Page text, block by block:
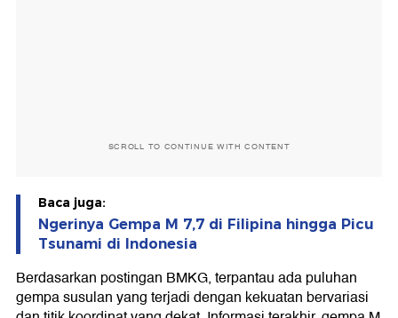
SCROLL TO CONTINUE WITH CONTENT
Baca juga:
Ngerinya Gempa M 7,7 di Filipina hingga Picu
Tsunami di Indonesia
Berdasarkan postingan BMKG, terpantau ada puluhan
gempa susulan yang terjadi dengan kekuatan bervariasi